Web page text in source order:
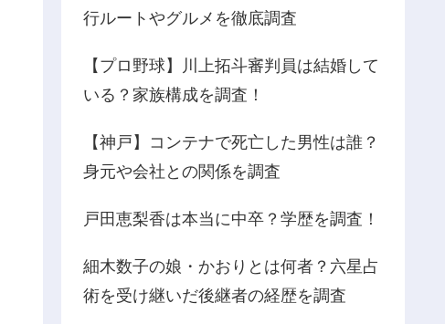
行ルートやグルメを徹底調査
【プロ野球】川上拓斗審判員は結婚して
いる？家族構成を調査！
【神戸】コンテナで死亡した男性は誰？
身元や会社との関係を調査
戸田恵梨香は本当に中卒？学歴を調査！
細木数子の娘・かおりとは何者？六星占
術を受け継いだ後継者の経歴を調査